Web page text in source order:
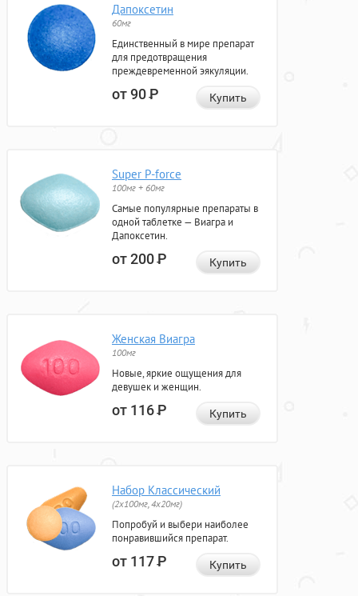
Дапоксетин
60мг
Единственный в мире препарат
для предотвращения
преждевременной эякуляции.
от 90Р Купить
Super P-force
100мг + 60мг
Самые популярные препараты в
одной таблетке — Виагра и
Дапоксетин.
от 200Р Купить
Женская Виагра
100мг
Новые, яркие ощущения для
девушек и женщин.
от 116Р Купить
Набор Классический
(2x100мг, 4x20мг)
Попробуй и выбери наиболее
понравившийся препарат.
от 117Р Купить